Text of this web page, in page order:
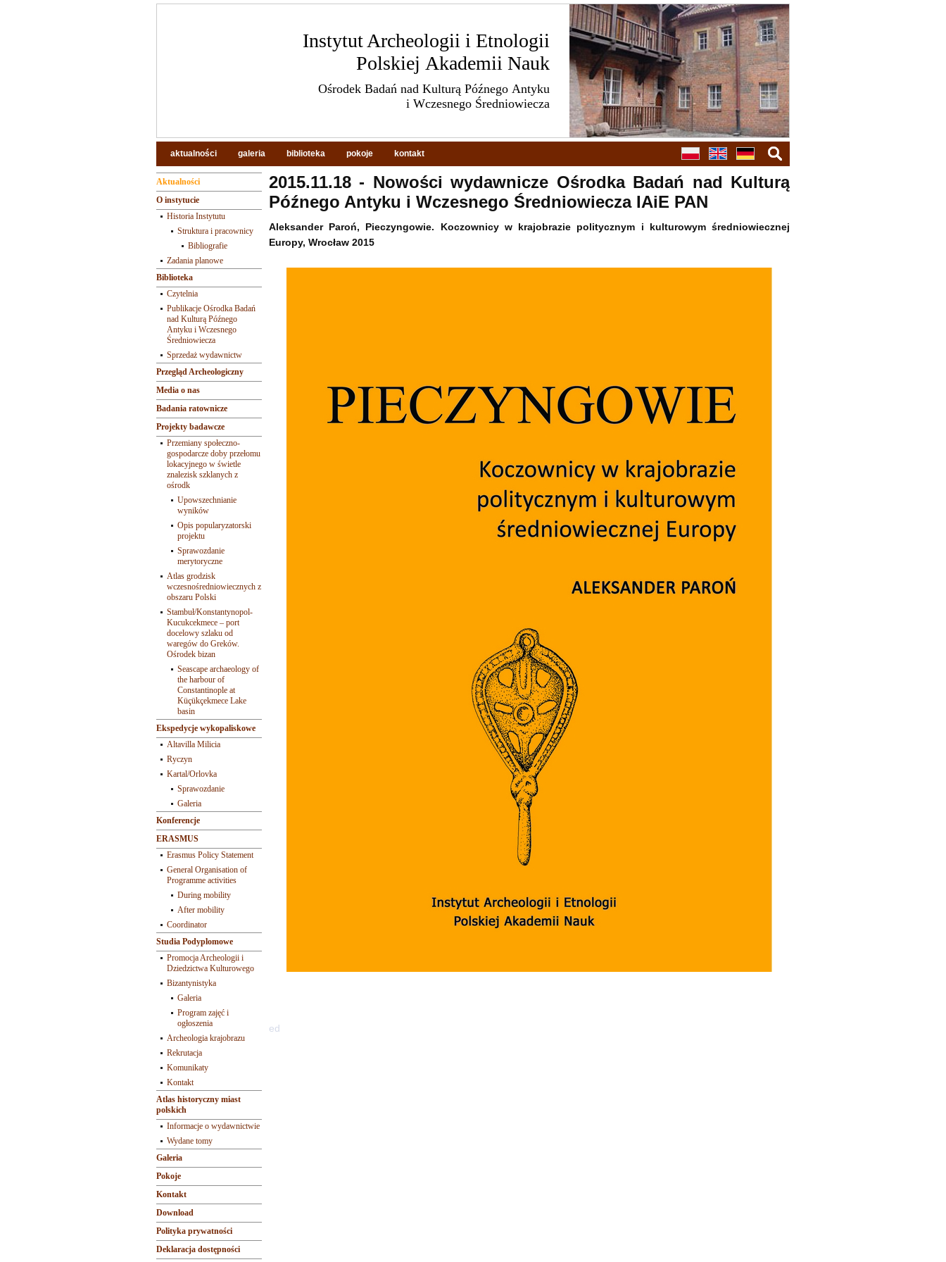
2015.11.18 - Nowości wydawnicze Ośrodka Badań nad Kulturą
Późnego Antyku i Wczesnego Średniowiecza IAiE PAN
Aleksander Paroń, Pieczyngowie. Koczownicy w krajobrazie politycznym i kulturowym średniowiecznej
Europy, Wrocław 2015
ed
Aktualności
O instytucie
Historia Instytutu
Struktura i pracownicy
Bibliografie
Zadania planowe
Biblioteka
Czytelnia
Publikacje Ośrodka Badań
nad Kulturą Późnego
Antyku i Wczesnego
Średniowiecza
Sprzedaż wydawnictw
Przegląd Archeologiczny
Media o nas
Badania ratownicze
Projekty badawcze
Przemiany społeczno-
gospodarcze doby przełomu
lokacyjnego w świetle
znalezisk szklanych z
ośrodk
Upowszechnianie
wyników
Opis popularyzatorski
projektu
Sprawozdanie
merytoryczne
Atlas grodzisk
wczesnośredniowiecznych z
obszaru Polski
Stambuł/Konstantynopol-
Kucukcekmece – port
docelowy szlaku od
waregów do Greków.
Ośrodek bizan
Seascape archaeology of
the harbour of
Constantinople at
Küçükçekmece Lake
basin
Ekspedycje wykopaliskowe
Altavilla Milicia
Ryczyn
Kartal/Orlovka
Sprawozdanie
Galeria
Konferencje
ERASMUS
Erasmus Policy Statement
General Organisation of
Programme activities
During mobility
After mobility
Coordinator
Studia Podyplomowe
Promocja Archeologii i
Dziedzictwa Kulturowego
Bizantynistyka
Galeria
Program zajęć i
ogłoszenia
Archeologia krajobrazu
Rekrutacja
Komunikaty
Kontakt
Atlas historyczny miast
polskich
Informacje o wydawnictwie
Wydane tomy
Galeria
Pokoje
Kontakt
Download
Polityka prywatności
Deklaracja dostępności
Instytut Archeologii i Etnologii
Polskiej Akademii Nauk
Ośrodek Badań nad Kulturą Późnego Antyku
i Wczesnego Średniowiecza
aktualności galeria biblioteka pokoje kontakt